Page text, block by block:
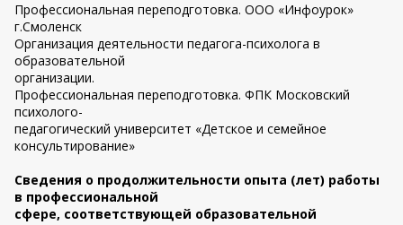
Профессиональная переподготовка. ООО «Инфоурок»
г.Смоленск
Организация деятельности педагога-психолога в
образовательной
организации.
Профессиональная переподготовка. ФПК Московский
психолого-
педагогический университет «Детское и семейное
консультирование»
Сведения о продолжительности опыта (лет) работы
в профессиональной
сфере, соответствующей образовательной